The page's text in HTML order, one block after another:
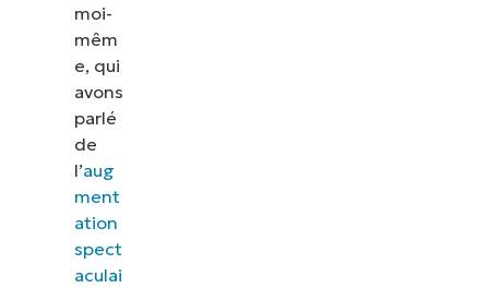
moi-
mêm
e, qui
avons
parlé
de
l’aug
ment
ation
spect
aculai